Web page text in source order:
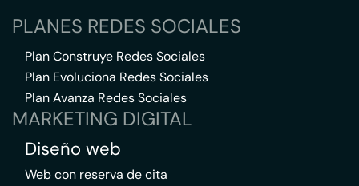
PLANES REDES SOCIALES
Plan Construye Redes Sociales
Plan Evoluciona Redes Sociales
Plan Avanza Redes Sociales
MARKETING DIGITAL
Diseño web
Web con reserva de cita